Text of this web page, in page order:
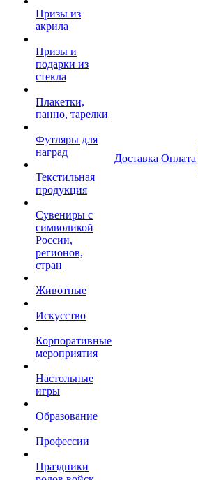
Призы из
акрила
Призы и
подарки из
стекла
Плакетки,
панно, тарелки
Футляры для
наград
Текстильная
продукция
Сувениры с
символикой
России,
регионов,
стран
Животные
Искусство
Корпоративные
мероприятия
Настольные
игры
Образование
Профессии
Праздники
Доставка Оплата